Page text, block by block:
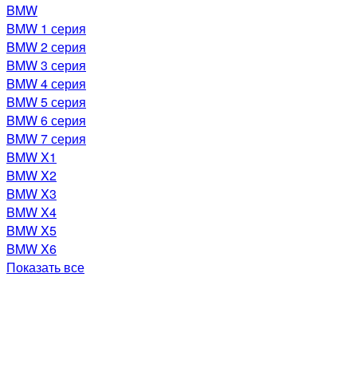
BMW
BMW 1 серия
BMW 2 серия
BMW 3 серия
BMW 4 серия
BMW 5 серия
BMW 6 серия
BMW 7 серия
BMW X1
BMW X2
BMW X3
BMW X4
BMW X5
BMW X6
Показать все